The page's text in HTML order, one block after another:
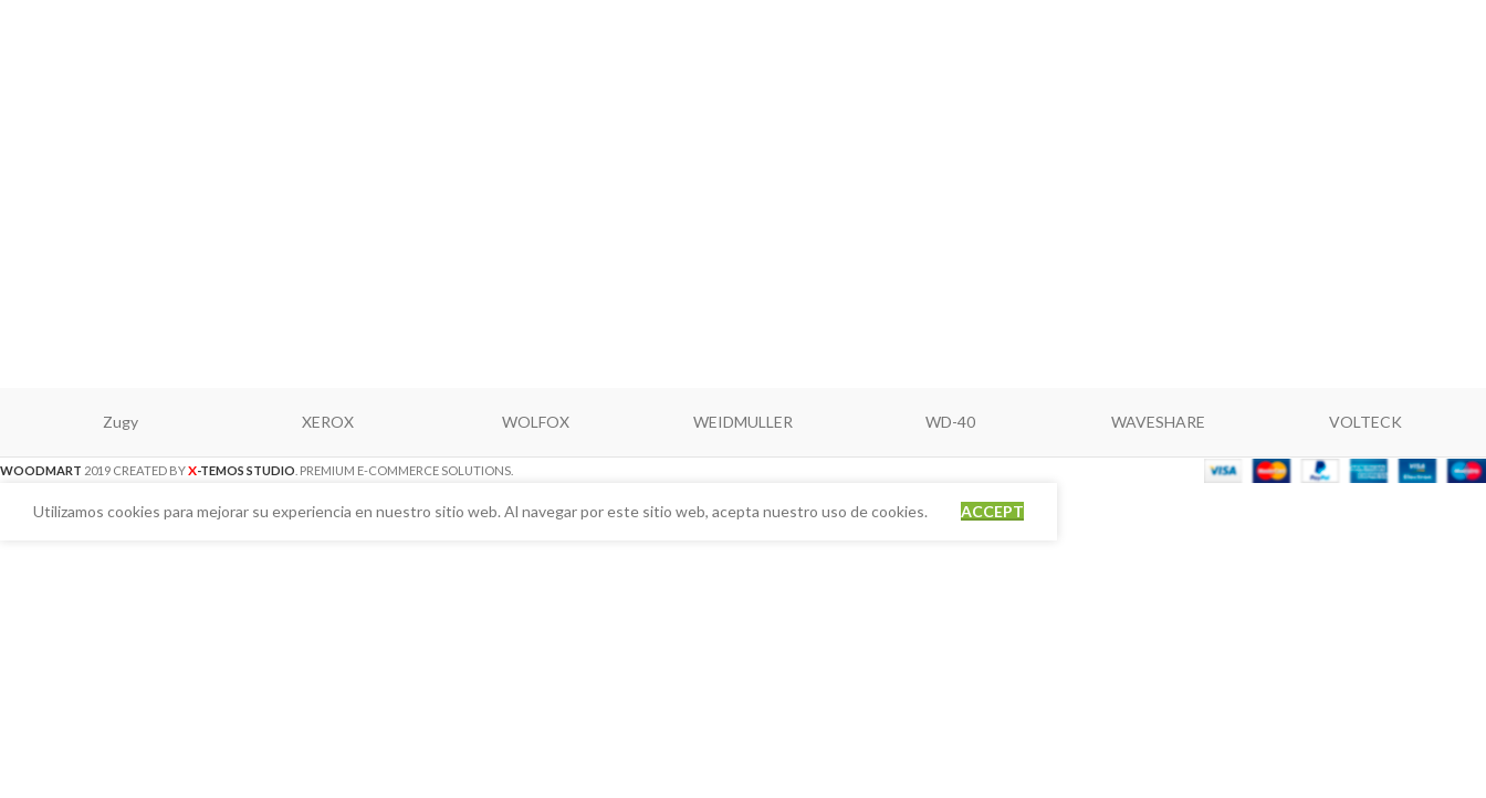
Zugy XEROX WOLFOX WEIDMULLER WD-40 WAVESHARE VOLTECK
WOODMART 2019 CREATED BYX-TEMOS STUDIO . PREMIUM E-COMMERCE SOLUTIONS.
Utilizamos cookies para mejorar su experiencia en nuestro sitio web. Al navegar por este sitio web, acepta nuestro uso de cookies. ACCEPT